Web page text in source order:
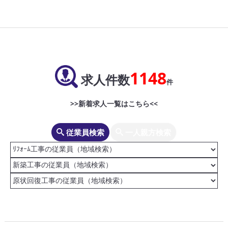
求人件数1148件
>>新着求人一覧はこちら<<
従業員検索